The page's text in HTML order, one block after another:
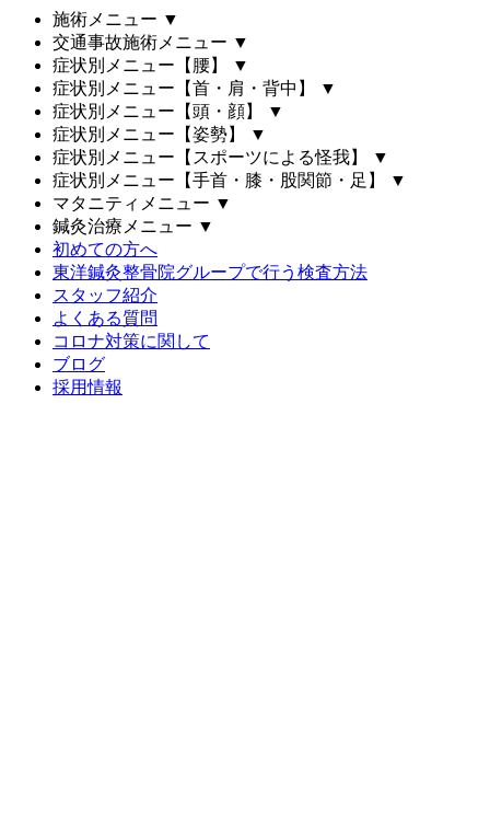
施術メニュー ▼
交通事故施術メニュー ▼
症状別メニュー【腰】
▼
症状別メニュー【首・肩・背中】
▼
症状別メニュー【頭・顔】
▼
症状別メニュー【姿勢】
▼
症状別メニュー【スポーツによる怪我】
▼
症状別メニュー【手首・膝・股関節・足】
▼
マタニティメニュー ▼
鍼灸治療メニュー ▼
初めての方へ
東洋鍼灸整骨院グループで行う検査方法
スタッフ紹介
よくある質問
コロナ対策に関して
ブログ
採用情報